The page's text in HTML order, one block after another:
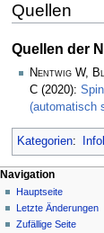
Quellen
Quellen der
Nentwig W,
C (2020):
(automatisch
Kategorien:
Navigation
Hauptseite
Letzte Änderungen
Zufällige Seite